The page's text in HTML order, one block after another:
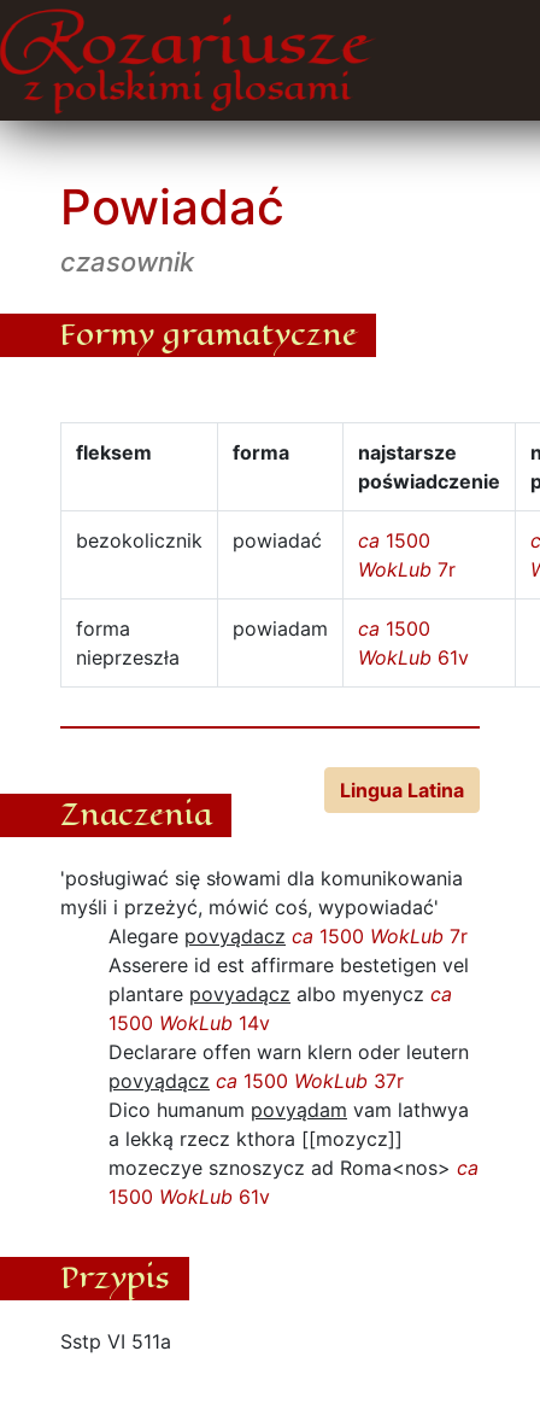
Powiadać
czasownik
Formy gramatyczne
fleksem forma
najstarsze
poświadczenie
bezokolicznik powiadać ca 1500
WokLub 7r
forma
nieprzeszła
powiadam ca 1500
WokLub 61v
Znaczenia
Lingua Latina
'posługiwać się słowami dla komunikowania
myśli i przeżyć, mówić coś, wypowiadać'
Alegare povyądacz ca 1500 WokLub 7r
Asserere id est affirmare bestetigen vel
plantare povyadącz albo myenycz ca
1500 WokLub 14v
Declarare offen warn klern oder leutern
povyądącz ca 1500 WokLub 37r
Dico humanum povyądam vam lathwya
a lekką rzecz kthora [[mozycz]]
mozeczye sznoszycz ad Roma<nos> ca
1500 WokLub 61v
Przypis
Sstp VI 511a